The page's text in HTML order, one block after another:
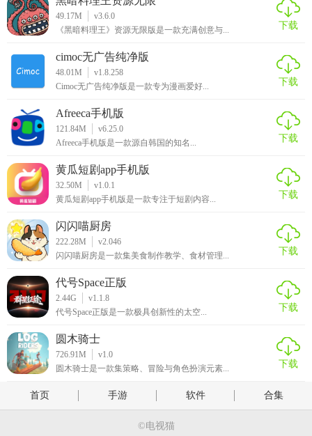
49.17M
v3.6.0
《黑暗料理王》资源无限版是一款充满创意与...
下载
cimoc无广告纯净版
48.01M
v1.8.258
Cimoc无广告纯净版是一款专为漫画爱好...
下载
Afreeca手机版
121.84M
v6.25.0
Afreeca手机版是一款源自韩国的知名...
下载
黄瓜短剧app手机版
32.50M
v1.0.1
黄瓜短剧app手机版是一款专注于短剧内容...
下载
闪闪喵厨房
222.28M
v2.046
闪闪喵厨房是一款集美食制作教学、食材管理...
下载
代号Space正版
2.44G
v1.1.8
代号Space正版是一款极具创新性的太空...
下载
圆木骑士
726.91M
v1.0
圆木骑士是一款集策略、冒险与角色扮演元素...
下载
首页 手游 软件 合集
©电视猫